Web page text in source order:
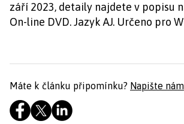
září 2023, detaily najdete v popisu
On-line DVD. Jazyk AJ. Určeno pro
Máte k článku připomínku? Napište nám